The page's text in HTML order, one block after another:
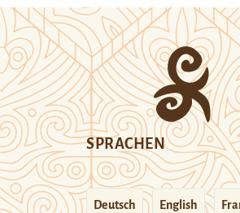
SPRACHEN
Deutsch English